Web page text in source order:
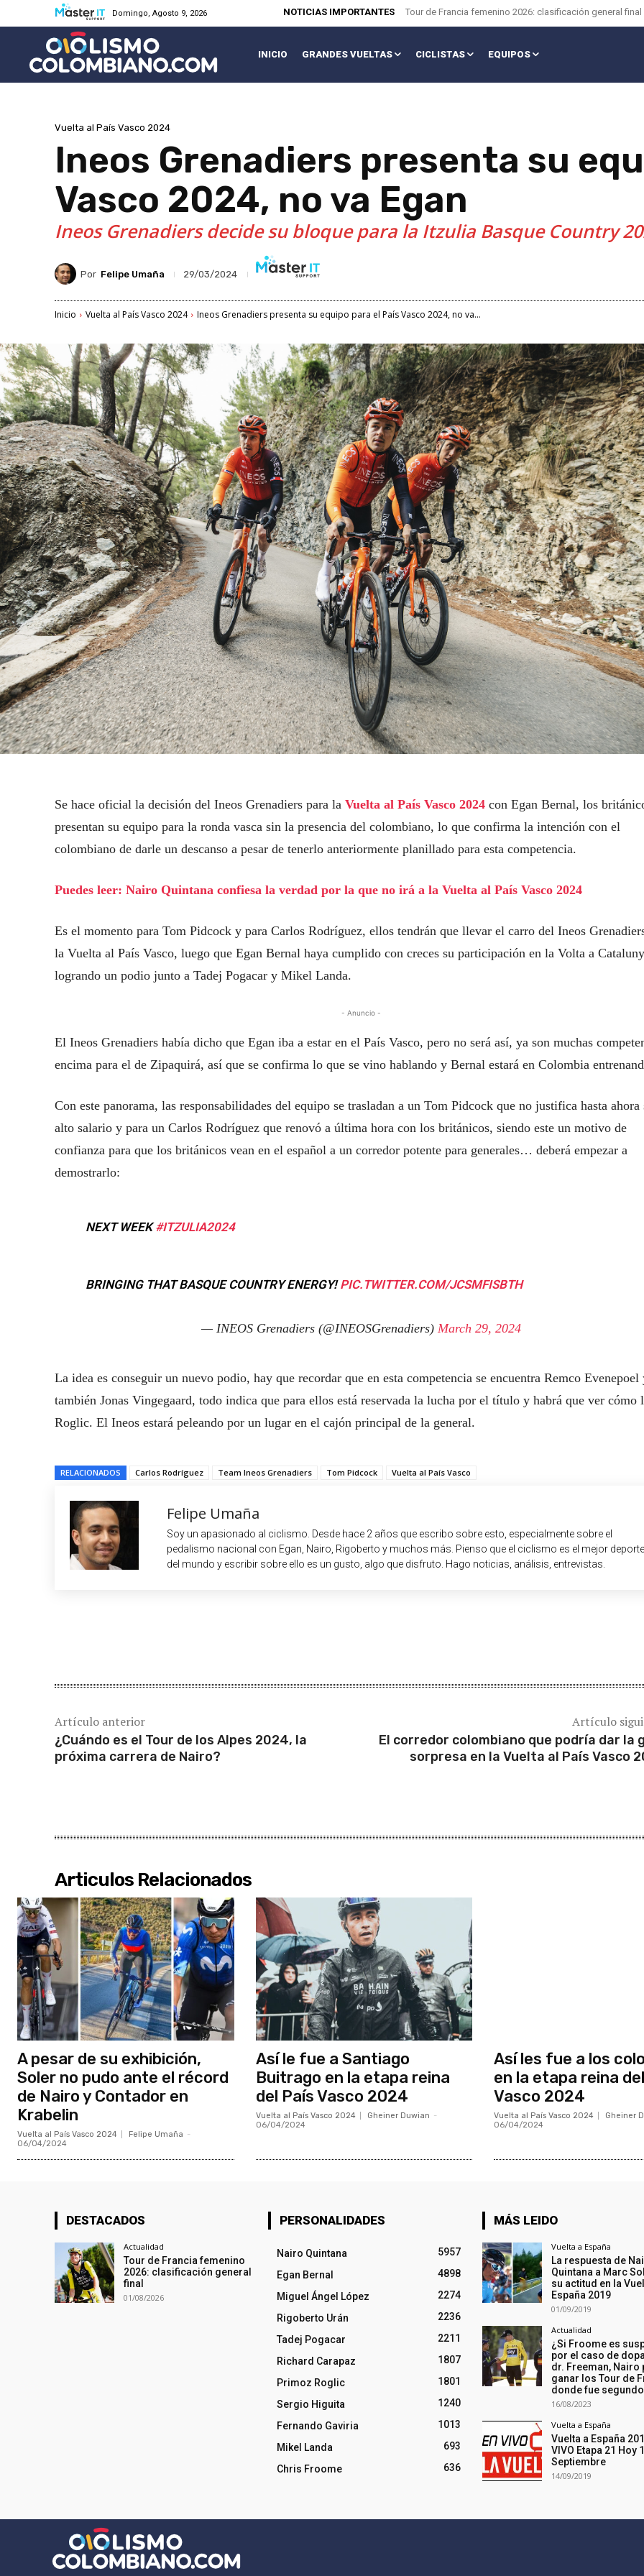
Domingo, Agosto 9, 2026 NOTICIAS IMPORTANTES Tour de Francia femenino 2026: clasificación general final
INICIO GRANDES VUELTAS CICLISTAS EQUIPOS
Vuelta al País Vasco 2024
Ineos Grenadiers presenta su
Vasco 2024, no va Egan
Ineos Grenadiers decide su bloque para la Itzulia Basque Country
Por Felipe Umaña 29/03/2024
Inicio Vuelta al País Vasco 2024 Ineos Grenadiers presenta su equipo para el País Vasco 2024, no va...
Se hace oficial la decisión del Ineos Grenadiers para la Vuelta al País Vasco 2024 con Egan Bernal, los
presentan su equipo para la ronda vasca sin la presencia del colombiano, lo que confirma la intención con el
colombiano de darle un descanso a pesar de tenerlo anteriormente planillado para esta competencia.
Puedes leer: Nairo Quintana confiesa la verdad por la que no irá a la Vuelta al País Vasco 2024
Es el momento para Tom Pidcock y para Carlos Rodríguez, ellos tendrán que llevar el carro del Ineos
la Vuelta al País Vasco, luego que Egan Bernal haya cumplido con creces su participación en la Volta a
logrando un podio junto a Tadej Pogacar y Mikel Landa.
- Anuncio -
El Ineos Grenadiers había dicho que Egan iba a estar en el País Vasco, pero no será así, ya son muchas
encima para el de Zipaquirá, así que se confirma lo que se vino hablando y Bernal estará en Colombia
Con este panorama, las responsabilidades del equipo se trasladan a un Tom Pidcock que no justifica hasta ahora
alto salario y para un Carlos Rodríguez que renovó a última hora con los británicos, siendo este un motivo de
confianza para que los británicos vean en el español a un corredor potente para generales… deberá empezar a
demostrarlo:
NEXT WEEK#ITZULIA2024
BRINGING THAT BASQUE COUNTRY ENERGY!PIC.TWITTER.COM/JCSMFISBTH
— INEOS Grenadiers (@INEOSGrenadiers) March 29, 2024
La idea es conseguir un nuevo podio, hay que recordar que en esta competencia se encuentra Remco Evenepoel
también Jonas Vingegaard, todo indica que para ellos está reservada la lucha por el título y habrá que ver cómo
Roglic. El Ineos estará peleando por un lugar en el cajón principal de la general.
RELACIONADOS Carlos Rodríguez Team Ineos Grenadiers Tom Pidcock Vuelta al País Vasco
Felipe Umaña
Soy un apasionado al ciclismo. Desde hace 2 años que escribo sobre esto, especialmente sobre el
pedalismo nacional con Egan, Nairo, Rigoberto y muchos más. Pienso que el ciclismo es el mejor deporte
del mundo y escribir sobre ello es un gusto, algo que disfruto. Hago noticias, análisis, entrevistas.
Artículo anterior
¿Cuándo es el Tour de los Alpes 2024, la
próxima carrera de Nairo?
Artículo
El corredor colombiano que podría dar la
sorpresa en la Vuelta al País Vasco
Articulos Relacionados
A pesar de su exhibición,
Soler no pudo ante el récord
de Nairo y Contador en
Krabelin
Vuelta al País Vasco 2024 Felipe Umaña -
06/04/2024
Así le fue a Santiago
Buitrago en la etapa reina
del País Vasco 2024
Vuelta al País Vasco 2024 Gheiner Duwian -
06/04/2024
Así les fue a los
en la etapa reina
Vasco 2024
Vuelta al País Vasco 2024 Gheiner
06/04/2024
DESTACADOS
Actualidad
Tour de Francia femenino
2026: clasificación general
final
01/08/2026
PERSONALIDADES
Nairo Quintana
5957
Egan Bernal
4898
Miguel Ángel López
2274
Rigoberto Urán
2236
Tadej Pogacar
2211
Richard Carapaz
1807
Primoz Roglic
1801
Sergio Higuita
1240
Fernando Gaviria
1013
Mikel Landa
693
Chris Froome
636
MÁS LEIDO
Vuelta a España
La respuesta de
Quintana a Marc
su actitud en la
España 2019
01/09/2019
Actualidad
¿Si Froome es
por el caso de
dr. Freeman, Nairo
ganar los Tour de
donde fue
16/08/2023
Vuelta a España
Vuelta a España
VIVO Etapa 21 Hoy
Septiembre
14/09/2019